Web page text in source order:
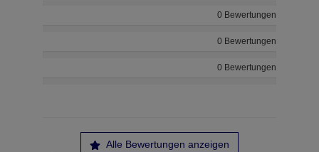
0 Bewertungen
0 Bewertungen
0 Bewertungen
Alle Bewertungen anzeigen